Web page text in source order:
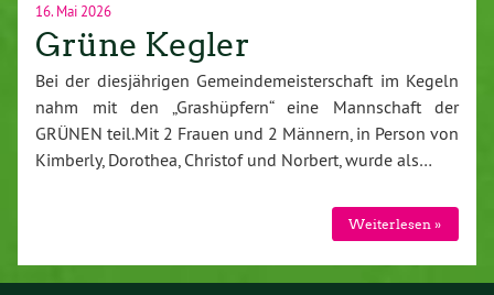
16. Mai 2026
Grüne Kegler
Bei der diesjährigen Gemeindemeisterschaft im Kegeln
nahm mit den „Grashüpfern“ eine Mannschaft der
GRÜNEN teil.Mit 2 Frauen und 2 Männern, in Person von
Kimberly, Dorothea, Christof und Norbert, wurde als…
Weiterlesen »